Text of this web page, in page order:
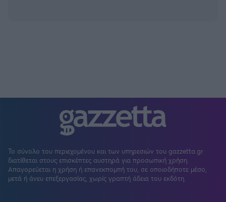
Το σύνολο του περιεχομένου και των υπηρεσιών του gazzetta.gr
διατίθεται στους επισκέπτες αυστηρά για προσωπική χρήση.
Απαγορεύεται η χρήση ή επανεκπομπή του, σε οποιοδήποτε μέσο,
μετά ή άνευ επεξεργασίας, χωρίς γραπτή άδεια του εκδότη.